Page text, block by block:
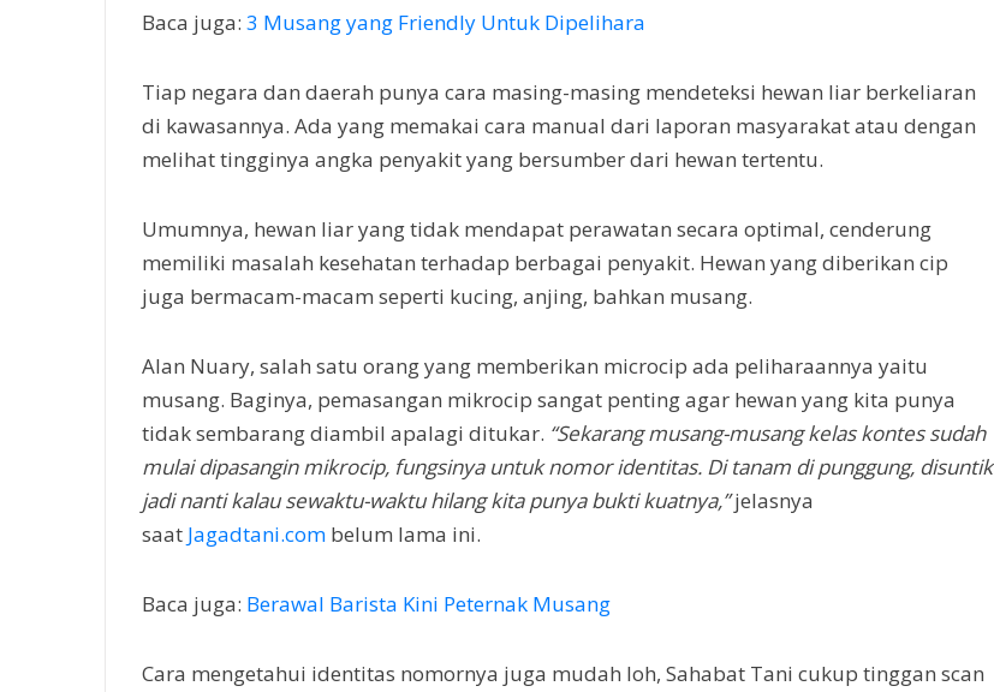
Baca juga: 3 Musang yang Friendly Untuk Dipelihara
Tiap negara dan daerah punya cara masing-masing mendeteksi hewan liar berkeliaran
di kawasannya. Ada yang memakai cara manual dari laporan masyarakat atau dengan
melihat tingginya angka penyakit yang bersumber dari hewan tertentu.
Umumnya, hewan liar yang tidak mendapat perawatan secara optimal, cenderung
memiliki masalah kesehatan terhadap berbagai penyakit. Hewan yang diberikan cip
juga bermacam-macam seperti kucing, anjing, bahkan musang.
Alan Nuary, salah satu orang yang memberikan microcip ada peliharaannya yaitu
musang. Baginya, pemasangan mikrocip sangat penting agar hewan yang kita punya
tidak sembarang diambil apalagi ditukar. “Sekarang musang-musang kelas kontes sudah
mulai dipasangin mikrocip, fungsinya untuk nomor identitas. Di tanam di punggung, disuntik
jadi nanti kalau sewaktu-waktu hilang kita punya bukti kuatnya,”jelasnya
saat Jagadtani.com belum lama ini.
Baca juga: Berawal Barista Kini Peternak Musang
Cara mengetahui identitas nomornya juga mudah loh, Sahabat Tani cukup tinggan scan